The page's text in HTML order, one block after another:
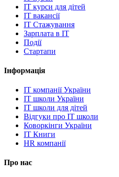
IT курси для дітей
IT вакансії
IT Стажування
Зарплата в IT
Події
Стартапи
Інформація
IT компанії України
IT школи України
IT школи для дітей
Відгуки про IT школи
Коворкінги України
IT Книги
HR компанії
Про нас